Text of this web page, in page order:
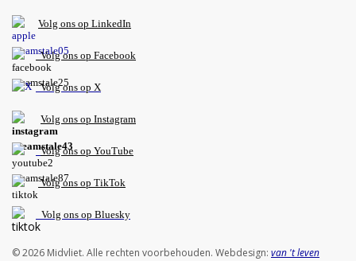
Volg ons op LinkedIn
Volg ons op Facebook
Volg ons op X
Volg ons op Instagram
Volgons op YouTube
Volg ons op TikTok
Volg ons op Bluesky
© 2026 Midvliet. Alle rechten voorbehouden. Webdesign: van 't leven